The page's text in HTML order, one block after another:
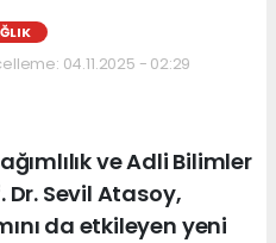
04.11.2025 - 02:29
ve Adli Bilimler
Sevil Atasoy,
da etkileyen yeni